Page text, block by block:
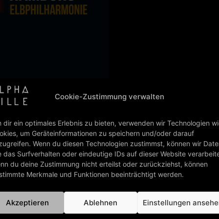
Cookie-Zustimmung verwalten
dir ein optimales Erlebnis zu bieten, verwenden wir Technologien
um Geräteinformationen zu speichern und/oder darauf
Wenn du diesen Technologien zustimmst, können wir
das Surfverhalten oder eindeutige IDs auf dieser Website
du deine Zustimmung nicht erteilst oder zurückziehst, können
Merkmale und Funktionen beeinträchtigt werden.
Akzeptieren Ablehnen Einstellungen
im Frühjahr in den großen philharmonischen
als 40 meist ausverkaufte Konzertdaten
besucht oder sich bereits ihre Tickets für den
anlässlich ihres 40jährigen Bestehens für das